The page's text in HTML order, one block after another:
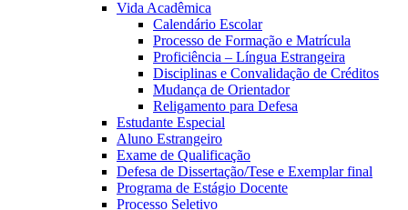
Vida Acadêmica
Calendário Escolar
Processo de Formação e Matrícula
Proficiência – Língua Estrangeira
Disciplinas e Convalidação de Créditos
Mudança de Orientador
Religamento para Defesa
Estudante Especial
Aluno Estrangeiro
Exame de Qualificação
Defesa de Dissertação/Tese e Exemplar final
Programa de Estágio Docente
Processo Seletivo